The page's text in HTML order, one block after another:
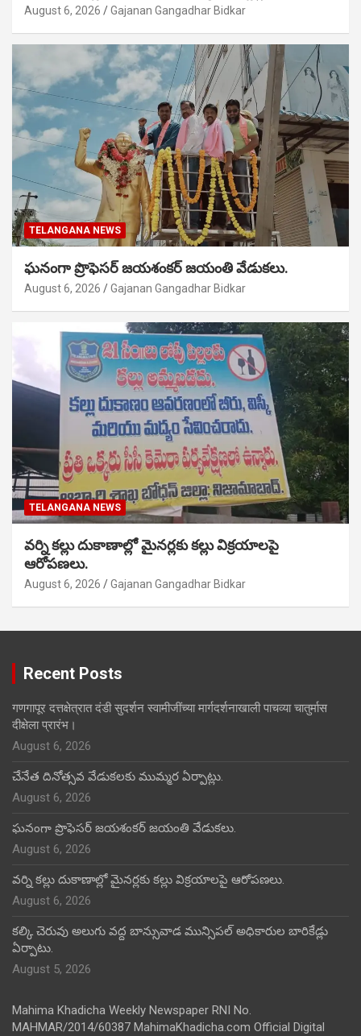
August 6, 2026 Gajanan Gangadhar Bidkar
TELANGANA NEWS
ఘనంగా ప్రొఫెసర్ జయశంకర్ జయంతి వేడుకలు.
August 6, 2026 Gajanan Gangadhar Bidkar
TELANGANA NEWS
వర్ని కల్లు దుకాణాల్లో మైనర్లకు కల్లు విక్రయాలపై
ఆరోపణలు.
August 6, 2026 Gajanan Gangadhar Bidkar
Recent Posts
गणगापूर दत्तक्षेत्रात दंडी सुदर्शन स्वामीजींच्या मार्गदर्शनाखाली पाचव्या चातुर्मास
दीक्षेला प्रारंभ।
August 6, 2026
చేనేత దినోత్సవ వేడుకలకు ముమ్మర ఏర్పాట్లు.
August 6, 2026
ఘనంగా ప్రొఫెసర్ జయశంకర్ జయంతి వేడుకలు.
August 6, 2026
వర్ని కల్లు దుకాణాల్లో మైనర్లకు కల్లు విక్రయాలపై ఆరోపణలు.
August 6, 2026
కల్కి చెరువు అలుగు వద్ద బాన్సువాడ మున్సిపల్ అధికారుల బారికేడ్లు
ఏర్పాటు.
August 5, 2026
Mahima Khadicha Weekly Newspaper RNI No.
MAHMAR/2014/60387 MahimaKhadicha.com Official Digital